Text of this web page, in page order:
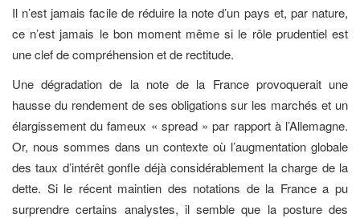
Il n’est jamais facile de réduire la note d’un pays et, par nature,
ce n’est jamais le bon moment même si le rôle prudentiel est
une clef de compréhension et de rectitude.
Une dégradation de la note de la France provoquerait une
hausse du rendement de ses obligations sur les marchés et un
élargissement du fameux « spread » par rapport à l’Allemagne.
Or, nous sommes dans un contexte où l’augmentation globale
des taux d’intérêt gonfle déjà considérablement la charge de la
dette. Si le récent maintien des notations de la France a pu
surprendre certains analystes, il semble que la posture des